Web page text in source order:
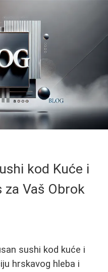
kod Kuće i
za Vaš Obrok
sushi kod kuće i
hrskavog hleba i